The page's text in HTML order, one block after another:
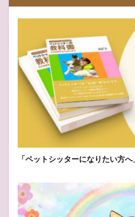
「ペットシッターになりたい方